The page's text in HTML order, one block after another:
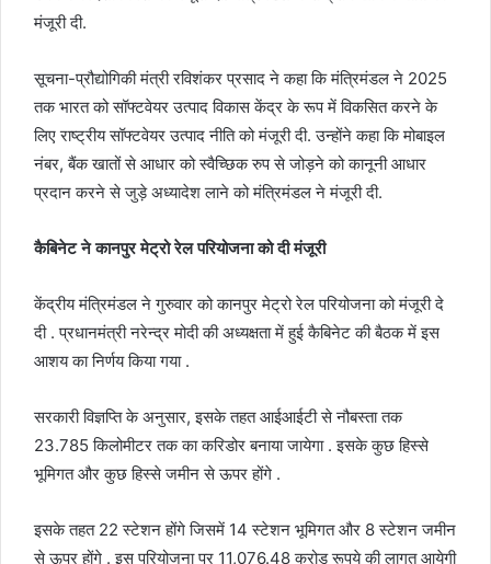
मंजूरी दी.
सूचना-प्रौद्योगिकी मंत्री रविशंकर प्रसाद ने कहा कि मंत्रिमंडल ने 2025
तक भारत को सॉफ्टवेयर उत्पाद विकास केंद्र के रूप में विकसित करने के
लिए राष्ट्रीय सॉफ्टवेयर उत्पाद नीति को मंजूरी दी. उन्होंने कहा कि मोबाइल
नंबर, बैंक खातों से आधार को स्वैच्छिक रुप से जोड़ने को कानूनी आधार
प्रदान करने से जुड़े अध्यादेश लाने को मंत्रिमंडल ने मंजूरी दी.
कैबिनेट ने कानपुर मेट्रो रेल परियोजना को दी मंजूरी
केंद्रीय मंत्रिमंडल ने गुरुवार को कानपुर मेट्रो रेल परियोजना को मंजूरी दे
दी . प्रधानमंत्री नरेन्द्र मोदी की अध्यक्षता में हुई कैबिनेट की बैठक में इस
आशय का निर्णय किया गया .
सरकारी विज्ञप्ति के अनुसार, इसके तहत आईआईटी से नौबस्ता तक
23.785 किलोमीटर तक का करिडोर बनाया जायेगा . इसके कुछ हिस्से
भूमिगत और कुछ हिस्से जमीन से ऊपर होंगे .
इसके तहत 22 स्टेशन होंगे जिसमें 14 स्टेशन भूमिगत और 8 स्टेशन जमीन
से ऊपर होंगे . इस परियोजना पर 11,076.48 करोड़ रूपये की लागत आयेगी